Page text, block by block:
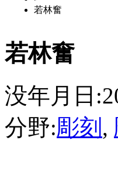
若林奮
若林奮
没年月日
分野:彫刻 ,